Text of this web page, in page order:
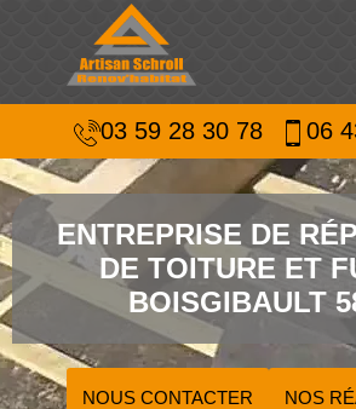
03 59 28 30 78 06
ENTREPRISE DE
DE TOITURE ET
BOISGIBAULT
NOUS CONTACTER NOS